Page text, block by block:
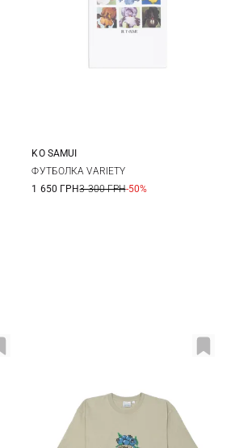
XS S
KO SAMUI
ФУТБОЛКА VARIETY
1 650 ГРН3 300 ГРН-50%